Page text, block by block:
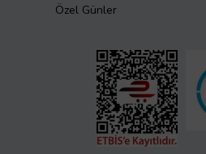
Özel Günler